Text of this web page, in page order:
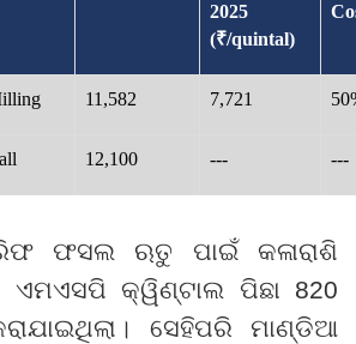
2025
(₹/quintal)
11,582 7,721
12,100 --- ---
ଫସଲ ଋତୁ ପାଇଁ କଳାରାଶି
ଏମଏସପି କ୍ୱିଣ୍ଟାଲ ପିଛା 820
।
ସେହିପରି ମାଣ୍ଡିଆ